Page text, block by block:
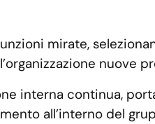
mirate,
nuove
interna continua,
all’interno del